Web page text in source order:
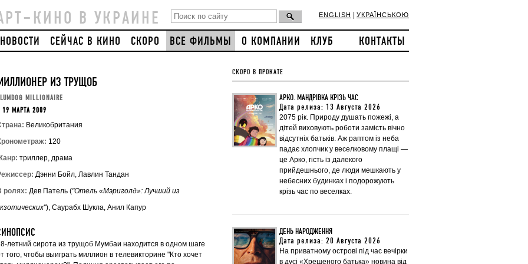
В УКРАИНЕ ENGLISH УКРАЇНСЬКОЮ
НОВОСТИ СЕЙЧАС В КИНО СКОРО ВСЕ ФИЛЬМЫ О КОМПАНИИ КЛУБ КОНТАКТЫ
ИЗ ТРУЩОБ
MILLIONAIRE
19 МАРТА 2009
Великобритания
120
триллер, драма
Дэнни Бойл, Лавлин Тандан
ролях: Дев Патель ("Отель «Мэриголд»: Лучший из
), Саурабх Шукла, Анил Капур
летний сирота из трущоб Мумбаи находится в одном шаге
того, чтобы выиграть миллион в телевикторине "Кто хочет
СКОРО В ПРОКАТЕ
АРКО. МАНДРІВКА КРІЗЬ ЧАС
Дата релиза: 13 Августа 2026
2075 рік. Природу душать пожежі, а
дітей виховують роботи замість вічно
відсутніх батьків. Аж раптом із неба
падає хлопчик у веселковому плащі —
це Арко, гість із далекого
прийдешнього, де люди мешкають у
небесних будинках і подорожують
крізь час по веселках.
ДЕНЬ НАРОДЖЕННЯ
Дата релиза: 20 Августа 2026
На приватному острові під час вечірки
в дусі «Хрещеного батька» новина від